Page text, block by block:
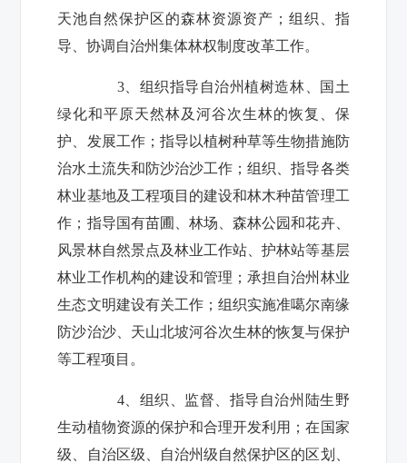
天池自然保护区的森林资源资产；组织、指
导、协调自治州集体林权制度改革工作。
3、组织指导自治州植树造林、国土
绿化和平原天然林及河谷次生林的恢复、保
护、发展工作；指导以植树种草等生物措施防
治水土流失和防沙治沙工作；组织、指导各类
林业基地及工程项目的建设和林木种苗管理工
作；指导国有苗圃、林场、森林公园和花卉、
风景林自然景点及林业工作站、护林站等基层
林业工作机构的建设和管理；承担自治州林业
生态文明建设有关工作；组织实施准噶尔南缘
防沙治沙、天山北坡河谷次生林的恢复与保护
等工程项目。
4、组织、监督、指导自治州陆生野
生动植物资源的保护和合理开发利用；在国家
级、自治区级、自治州级自然保护区的区划、